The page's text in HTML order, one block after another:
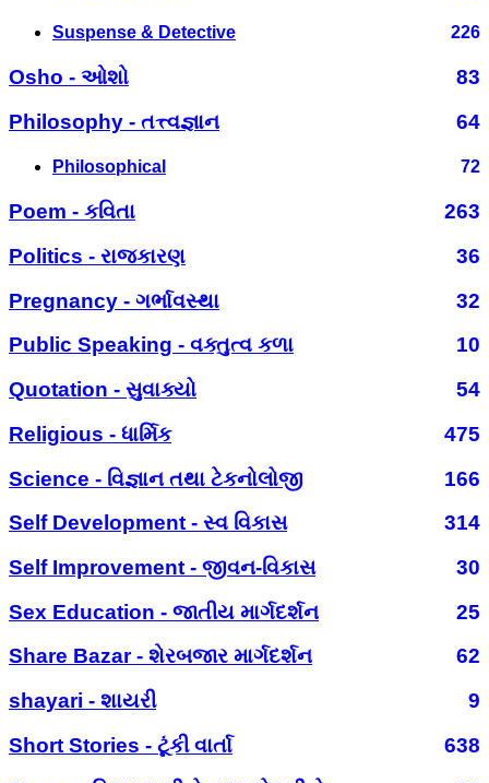
Suspense & Detective 226
Osho - ઓશો
83
Philosophy - તત્ત્વજ્ઞાન
64
Philosophical 72
Poem - કવિતા
263
Politics - રાજકારણ
36
Pregnancy - ગર્ભાવસ્થા
32
Public Speaking - વક્તુત્વ કળા
10
Quotation - સુવાક્યો
54
Religious - ધાર્મિક
475
Science - વિજ્ઞાન તથા ટેકનોલોજી
166
Self Development - સ્વ વિકાસ
314
Self Improvement - જીવન-વિકાસ
30
Sex Education - જાતીય માર્ગદર્શન
25
Share Bazar - શેરબજાર માર્ગદર્શન
62
shayari - શાયરી
9
Short Stories - ટૂંકી વાર્તા
638